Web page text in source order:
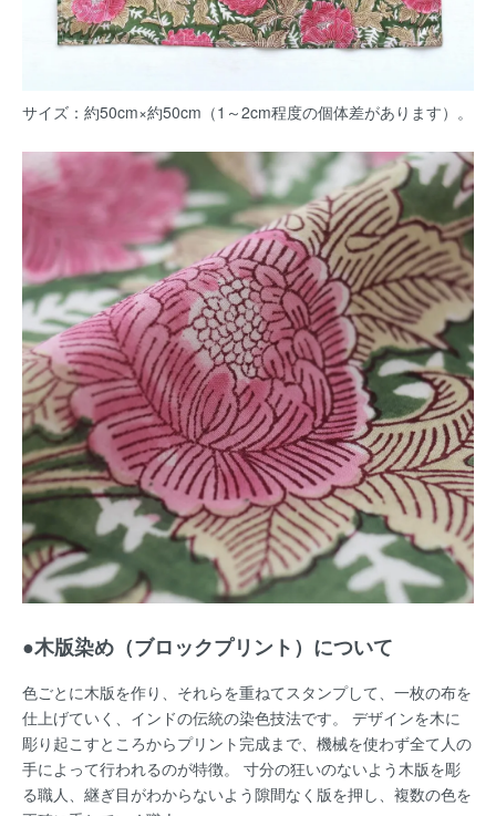
サイズ：約50cm×約50cm（1～2cm程度の個体差があります）。
●木版染め（ブロックプリント）について
色ごとに木版を作り、それらを重ねてスタンプして、一枚の布を
仕上げていく、インドの伝統の染色技法です。 デザインを木に
彫り起こすところからプリント完成まで、機械を使わず全て人の
手によって行われるのが特徴。 寸分の狂いのないよう木版を彫
る職人、継ぎ目がわからないよう隙間なく版を押し、複数の色を